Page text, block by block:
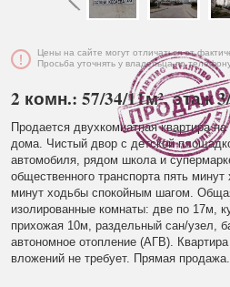
Цены на сайте могут отличаться от
Просьба уточнять у владельца по
2 комн.: 57/34/11м², этаж
Продается двухкомнатная квартира
дома. Чистый двор с детской
автомобиля, рядом школа и
общественного транспорта пять
минут ходьбы спокойным шагом.
изолированные комнаты: две по 17м,
прихожая 10м, раздельный сан/узел,
автономное отопление (АГВ).
вложений не требует. Прямая продажа.